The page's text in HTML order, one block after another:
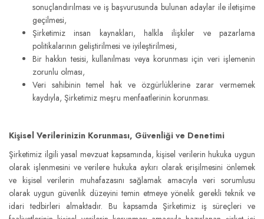
sonuçlandırılması ve iş başvurusunda bulunan adaylar ile iletişime
geçilmesi,
Şirketimiz insan kaynakları, halkla ilişkiler ve pazarlama
politikalarının geliştirilmesi ve iyileştirilmesi,
Bir hakkın tesisi, kullanılması veya korunması için veri işlemenin
zorunlu olması,
Veri sahibinin temel hak ve özgürlüklerine zarar vermemek
kaydıyla, Şirketimiz meşru menfaatlerinin korunması.
Kişisel Verilerinizin Korunması, Güvenliği ve Denetimi
Şirketimiz ilgili yasal mevzuat kapsamında, kişisel verilerin hukuka uygun
olarak işlenmesini ve verilere hukuka aykırı olarak erişilmesini önlemek
ve kişisel verilerin muhafazasını sağlamak amacıyla veri sorumlusu
olarak uygun güvenlik düzeyini temin etmeye yönelik gerekli teknik ve
idari tedbirleri almaktadır. Bu kapsamda Şirketimiz iş süreçleri ve